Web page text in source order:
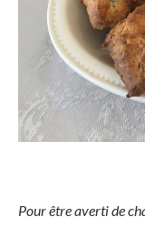
Pour être averti de